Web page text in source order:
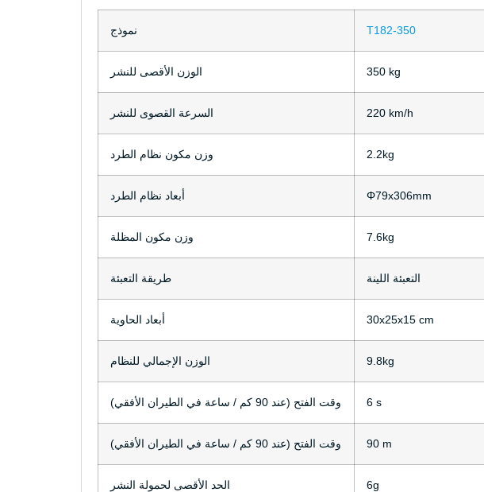
نموذج T182-350
الوزن الأقصى للنشر 350 kg
السرعة القصوى للنشر 220 km/h
وزن مكون نظام الطرد 2.2kg
أبعاد نظام الطرد Φ79x306mm
وزن مكون المظلة 7.6kg
طريقة التعبئة التعبئة اللينة
أبعاد الحاوية 30x25x15 cm
الوزن الإجمالي للنظام 9.8kg
وقت الفتح (عند 90 كم / ساعة في الطيران الأفقي) 6 s
وقت الفتح (عند 90 كم / ساعة في الطيران الأفقي) 90 m
الحد الأقصى لحمولة النشر 6g